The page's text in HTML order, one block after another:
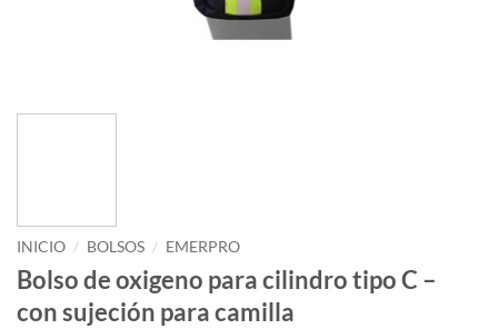
INICIO / BOLSOS / EMERPRO
Bolso de oxigeno para cilindro tipo C –
con sujeción para camilla